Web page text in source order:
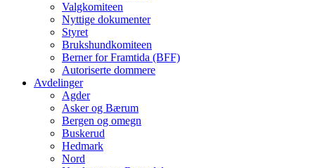
Valgkomiteen
Nyttige dokumenter
Styret
Brukshundkomiteen
Berner for Framtida (BFF)
Autoriserte dommere
Avdelinger
Agder
Asker og Bærum
Bergen og omegn
Buskerud
Hedmark
Nord